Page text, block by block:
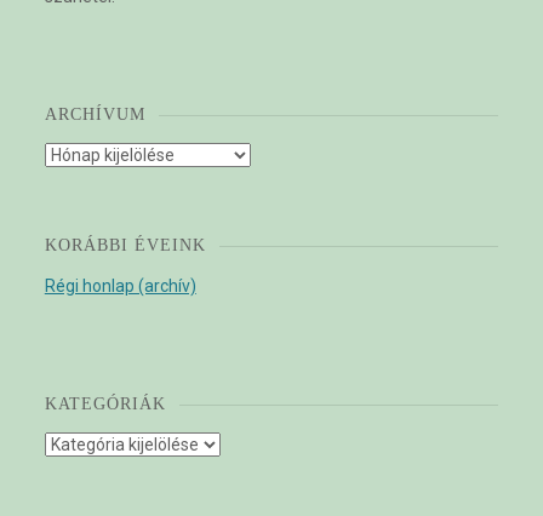
ARCHÍVUM
Archívum
KORÁBBI ÉVEINK
Régi honlap (archív)
KATEGÓRIÁK
Kategóriák